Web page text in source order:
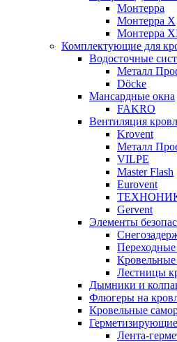
Монтерра
Монтерра X
Монтерра
Комплектующие для
Водосточные
Металл
Döcke
Мансардные окна
FAKRO
Вентиляция
Krovent
Металл
VILPE
Master Flash
Eurovent
Gervent
Элементы
Лестницы
Дымники и
Флюгеры на
Кровельные
Лента-